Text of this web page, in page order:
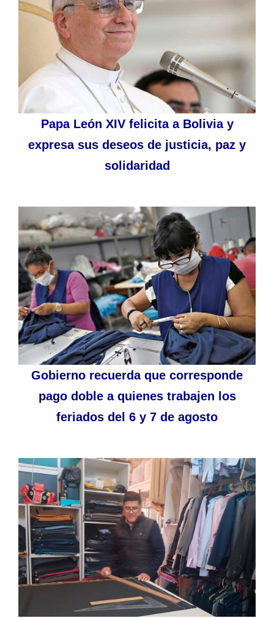
Papa León XIV felicita a Bolivia y
expresa sus deseos de justicia, paz y
solidaridad
Gobierno recuerda que corresponde
pago doble a quienes trabajen los
feriados del 6 y 7 de agosto